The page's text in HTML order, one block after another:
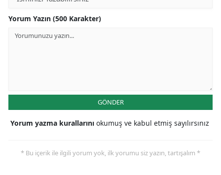
Yorum Yazın (500 Karakter)
GÖNDER
Yorum yazma kurallarını okumuş ve kabul etmiş sayılırsınız
* Bu içerik ile ilgili yorum yok, ilk yorumu siz yazın, tartışalım *